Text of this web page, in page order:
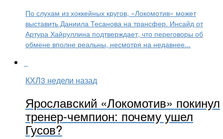
По слухам из хоккейных кругов, «Локомотив» может
выставить Даниила Тесанова на трансфер. Инсайд от
Артура Хайруллина подтверждает, что переговоры об
обмене вполне реальны, несмотря на недавнее...
КХЛ3 недели назад
Ярославский «Локомотив» покинул
тренер-чемпион: почему ушел
Гусов?